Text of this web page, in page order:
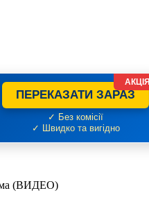
ПЕРЕКАЗАТИ ЗАРАЗ
✓ Без комісії
✓ Швидко та вигідно
АКЦІЯ
(ВИДЕО)